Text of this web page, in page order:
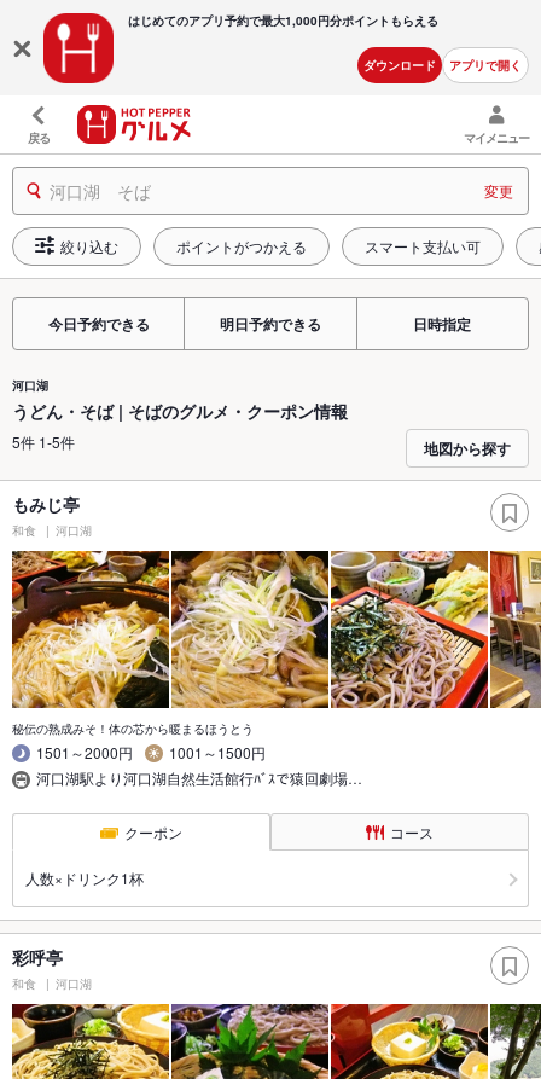
はじめてのアプリ予約で最大1,000円分ポイントもらえる
ダウンロード アプリで開く
戻る マイメニュー
河口湖 そば 変更
絞り込む ポイントがつかえる スマート支払い可
今日予約できる 明日予約できる 日時指定
河口湖
うどん・そば | そばのグルメ・クーポン情報
5件 1-5件 地図から探す
もみじ亭
和食 河口湖
秘伝の熟成みそ！体の芯から暖まるほうとう
1501～2000円
1001～1500円
河口湖駅より河口湖自然生活館行ﾊﾞｽで猿回劇場…
クーポン コース
人数×ドリンク1杯
彩呼亭
和食 河口湖